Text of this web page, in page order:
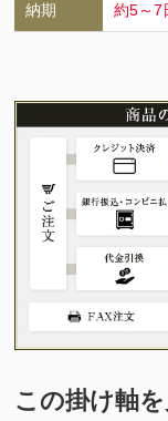
納期 約5～7
この掛け軸